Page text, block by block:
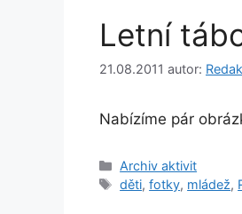
Letní
21.08.2011 autor:
Nabízíme pár
Rubriky
Archiv aktivit
Štítky
děti,fotky, mládež,